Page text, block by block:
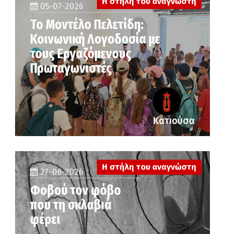
05-07-2026
Το Μοντέλο Πελετίδη:
Κοινωνική Λογοδοσία με
τους Εργαζόμενους
Πρωταγωνιστές
Κατιούσα
27-06-2026
Φοβού τον φόβο
που τη σκλαβιά
φέρει
Η στήλη του αναγνώστη